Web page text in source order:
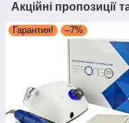
Акційні пропозиції
Гарантия! –7%